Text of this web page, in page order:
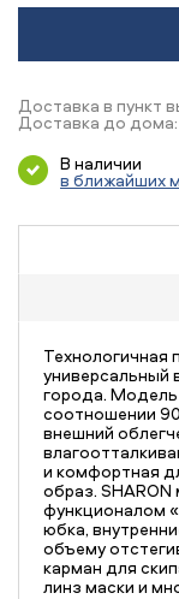
Доставка в пункт
Доставка до
В наличии
в ближайших
Технологичная
универсальный
города. Модель
соотношении
внешний
и комфортная
образ.
функционалом
юбка,
объему
карман для
линз маски и